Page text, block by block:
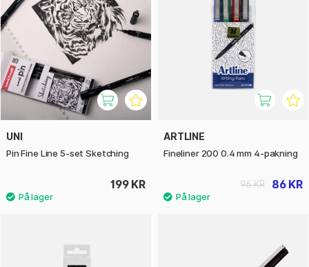
UNI
Pin Fine Line 5-set Sketching
199 KR
ARTLINE
Fineliner 200 0.4 mm 4-pakning
86 KR
96 KR